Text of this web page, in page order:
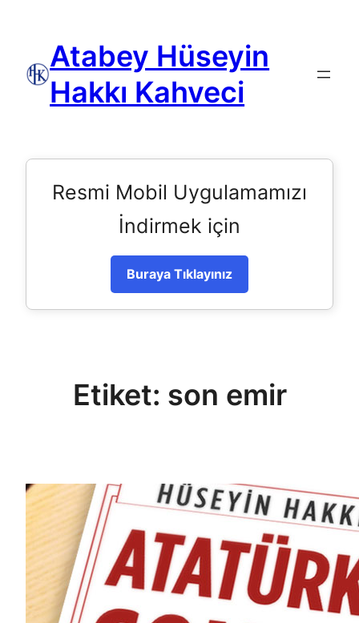
Atabey Hüseyin
Hakkı Kahveci
Resmi Mobil Uygulamamızı
İndirmek için
Buraya Tıklayınız
Etiket: son emir